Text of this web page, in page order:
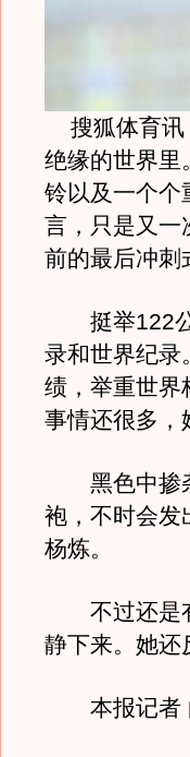
搜狐体育讯
绝缘的世界里
铃以及一个个
言，只是又
前的最后冲刺
挺举122公
录和世界纪录
绩，举重世界
事情还很多
黑色中掺杂
袍，不时会发
杨炼。
不过还是有
静下来。她还
本报记者